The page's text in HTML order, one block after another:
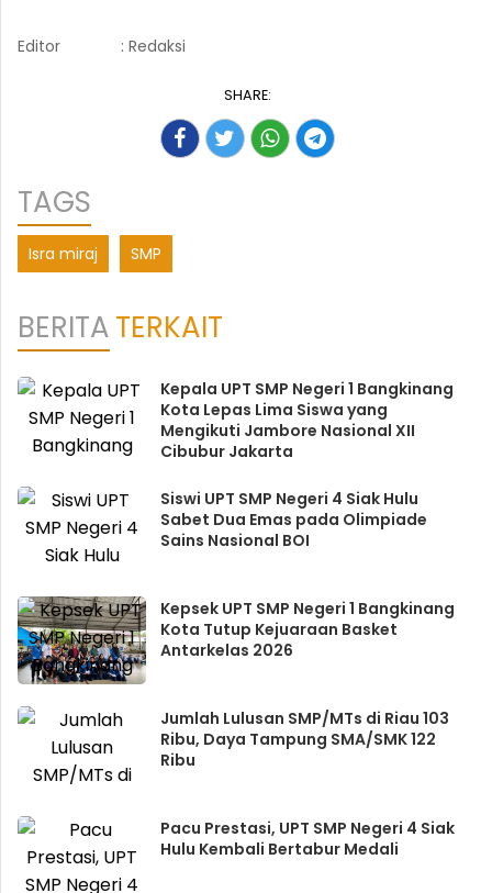
Editor : Redaksi
SHARE:
TAGS
Isra miraj SMP
BERITATERKAIT
Kepala UPT SMP Negeri 1 Bangkinang
Kota Lepas Lima Siswa yang
Mengikuti Jambore Nasional XII
Cibubur Jakarta
Siswi UPT SMP Negeri 4 Siak Hulu
Sabet Dua Emas pada Olimpiade
Sains Nasional BOI
Kepsek UPT SMP Negeri 1 Bangkinang
Kota Tutup Kejuaraan Basket
Antarkelas 2026
Jumlah Lulusan SMP/MTs di Riau 103
Ribu, Daya Tampung SMA/SMK 122
Ribu
Pacu Prestasi, UPT SMP Negeri 4 Siak
Hulu Kembali Bertabur Medali